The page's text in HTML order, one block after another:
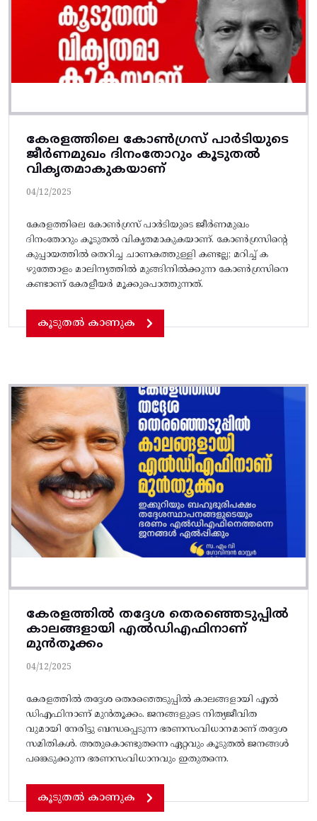
കേരളത്തിലെ കോൺഗ്രസ് പാർടിയുടെ
ജീർണമുഖം ദിനംതോറും കൂടുതൽ
വികൃതമാകുകയാണ്
04/12/2025
കേരളത്തിലെ കോൺഗ്രസ് പാർടിയുടെ ജീർണമുഖം
ദിനംതോറും കൂടുതൽ വികൃതമാകുകയാണ്. കോൺഗ്രസിന്റെ
കുപ്പായത്തിൽ തെറിച്ച ചാണകത്തുള്ളി കണ്ടല്ല; മറിച്ച് ക
ഴുത്തോളം മാലിന്യത്തിൽ മുങ്ങിനിൽക്കുന്ന കോൺഗ്രസിനെ
കണ്ടാണ് കേരളീയർ മൂക്കുപൊത്തുന്നത്.
കൂടുതൽ കാണുക
കേരളത്തിൽ തദ്ദേശ തെരഞ്ഞെടുപ്പിൽ
കാലങ്ങളായി എൽഡിഎഫിനാണ്
മുൻതൂക്കം
04/12/2025
കേരളത്തിൽ തദ്ദേശ തെരഞ്ഞെടുപ്പിൽ കാലങ്ങളായി എൽ
ഡിഎഫിനാണ് മുൻതൂക്കം. ജനങ്ങളുടെ നിത്യജീവിത
വുമായി നേരിട്ടു ബന്ധപ്പെടുന്ന ഭരണസംവിധാനമാണ് തദ്ദേശ
സമിതികൾ. അതുകൊണ്ടുതന്നെ ഏറ്റവും കൂടുതൽ ജനങ്ങൾ
പങ്കെടുക്കുന്ന ഭരണസംവിധാനവും ഇതുതന്നെ.
കൂടുതൽ കാണുക